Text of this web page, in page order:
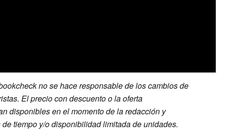
no se hace responsable de los cambios de
El precio con descuento o la oferta
disponibles en el momento de la redacción y
tiempo y/o disponibilidad limitada de unidades.